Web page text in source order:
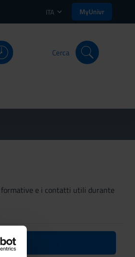
ITA MyUnivr
Cerca
formative e i contatti utili durante